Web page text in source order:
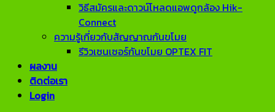
วิธีสมัครและดาวน์โหลดแอพดูกล้อง Hik-
Connect
ความรู้เกี่ยวกับสัญญาณกันขโมย
รีวิวเซนเซอร์กันขโมย OPTEX FIT
ผลงาน
ติดต่อเรา
Login